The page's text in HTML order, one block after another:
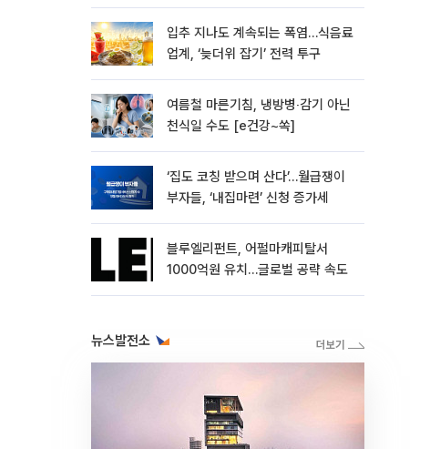
입추 지나도 계속되는 폭염…식음료
업계, ‘늦더위 잡기’ 전력 투구
여름철 마른기침, 냉방병‧감기 아닌
천식일 수도 [e건강~쏙]
‘집도 코칭 받으며 산다’…월급쟁이
부자들, ‘내집마련’ 신청 증가세
블루엘리펀트, 어펄마캐피탈서
1000억원 유치…글로벌 공략 속도
뉴스발전소